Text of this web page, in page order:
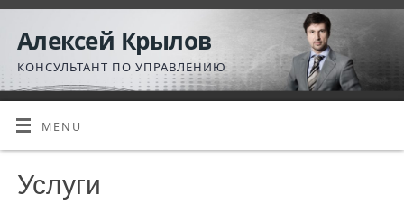
Алексей Крылов
КОНСУЛЬТАНТ ПО УПРАВЛЕНИЮ
MENU
Услуги